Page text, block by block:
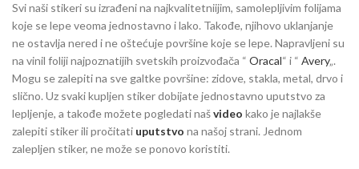
Svi naši stikeri su izrađeni na najkvalitetniijim, samolepljivim folijama
koje se lepe veoma jednostavno i lako. Takođe, njihovo uklanjanje
ne ostavlja nered i ne oštećuje površine koje se lepe. Napravljeni su
na vinil foliji najpoznatijih svetskih proizvođača “ Oracal“ i “ Avery„.
Mogu se zalepiti na sve galtke površine: zidove, stakla, metal, drvo i
slično. Uz svaki kupljen stiker dobijate jednostavno uputstvo za
lepljenje, a takođe možete pogledati našvideo kako je najlakše
zalepiti stiker ili pročitati uputstvo na našoj strani. Jednom
zalepljen stiker, ne može se ponovo koristiti.